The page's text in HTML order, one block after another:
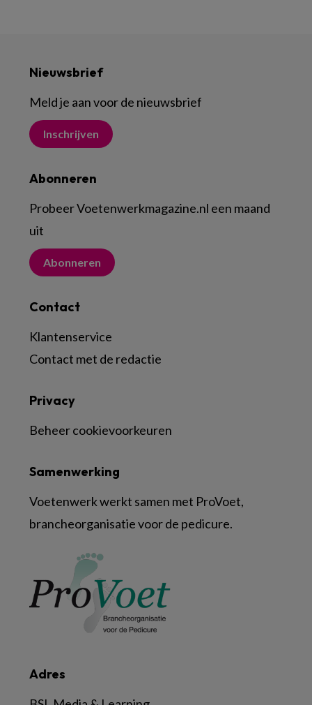
Nieuwsbrief
Meld je aan voor de nieuwsbrief
Inschrijven
Abonneren
Probeer Voetenwerkmagazine.nl een maand
uit
Abonneren
Contact
Klantenservice
Contact met de redactie
Adres
Samenwerking
Voetenwerk werkt samen met ProVoet,
brancheorganisatie voor de pedicure.
Privacy
Beheer cookievoorkeuren